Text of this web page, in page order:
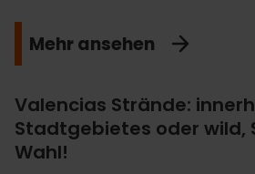
Mehr ansehen
Valencias Strände:
Stadtgebietes oder wild,
Wahl!